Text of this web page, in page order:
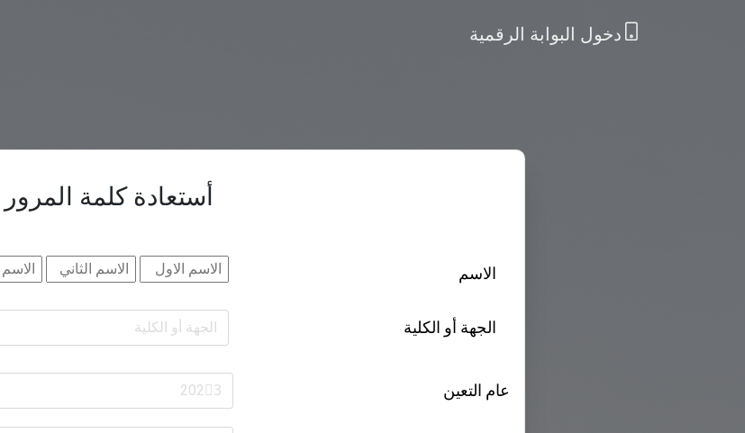
دخول البوابة الرقمية
أستعادة كلمة المرور
الاسم
الجهة أو الكلية
عام التعين